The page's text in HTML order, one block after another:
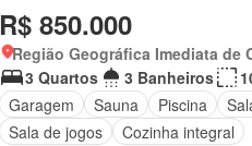
R$ 850.000
Região Geográfica Imediata de
3 Quartos
3 Banheiros
Garagem
Sauna Piscina
Sala de jogos
Cozinha integral